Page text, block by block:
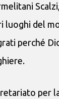
luoghi del
perché
per